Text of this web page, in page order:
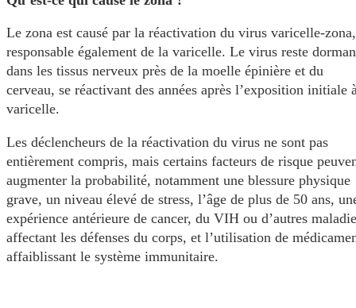
Le zona est causé par la réactivation du virus varicelle-zona,
responsable également de la varicelle. Le virus reste
dans les tissus nerveux près de la moelle épinière et du
cerveau, se réactivant des années après l’exposition initiale
varicelle.
Les déclencheurs de la réactivation du virus ne sont pas
entièrement compris, mais certains facteurs de risque
augmenter la probabilité, notamment une blessure physique
grave, un niveau élevé de stress, l’âge de plus de 50 ans,
expérience antérieure de cancer, du VIH ou d’autres
affectant les défenses du corps, et l’utilisation de
affaiblissant le système immunitaire.